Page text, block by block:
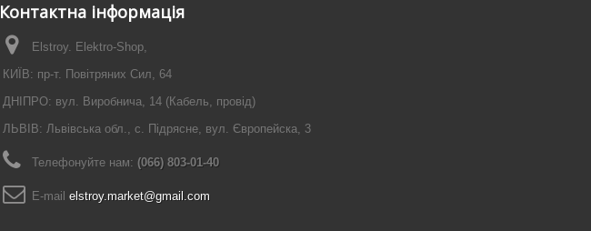
Контактна інформація
Elstroy. Elektro-Shop,
КИЇВ: пр-т. Повітряних Сил, 64
ДНІПРО: вул. Виробнича, 14 (Кабель, провід)
ЛЬВІВ: Львівська обл., с. Підрясне, вул. Європейска, 3
Телефонуйте нам: (066) 803-01-40
E-maіl elstroy.market@gmail.com